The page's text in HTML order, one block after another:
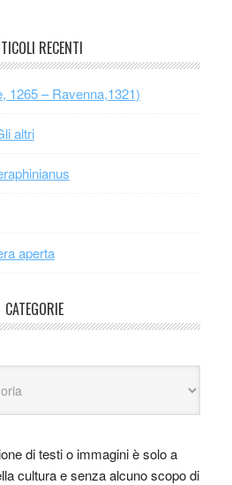
RECENTI
1265 – Ravenna,1321)
altri
aperta
CATEGORIE
di testi o immagini è solo a
cultura e senza alcuno scopo di